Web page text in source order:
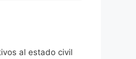
al estado civil